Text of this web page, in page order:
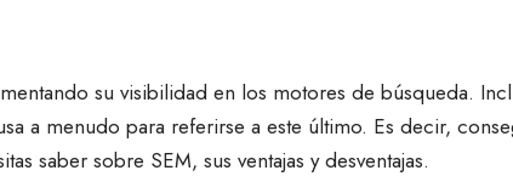
su visibilidad en los motores de búsqueda.
a menudo para referirse a este último. Es decir,
saber sobre SEM, sus ventajas y desventajas.